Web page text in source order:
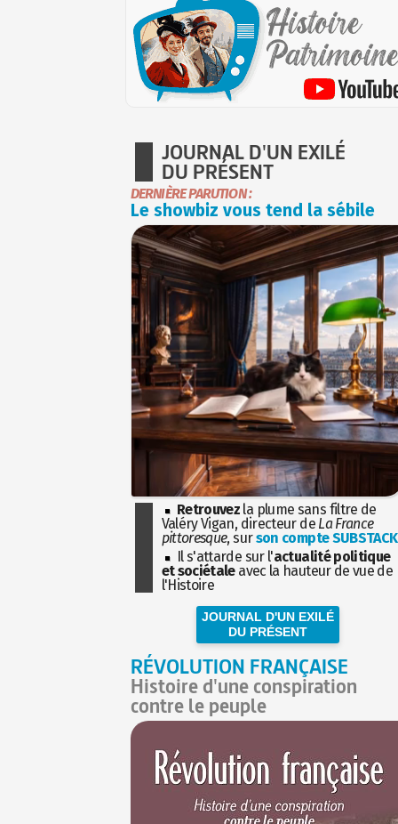
JOURNAL D'UN EXILÉ
DU PRÉSENT
DERNIÈRE PARUTION :
Le showbiz vous tend la sébile
Retrouvez la plume sans filtre de
Valéry Vigan, directeur de La France
pittoresque, surson compte SUBSTACK
Il s'attarde sur l'actualité politique
et sociétaleavec la hauteur de vue de
l'Histoire
JOURNAL D'UN EXILÉ
DU PRÉSENT
RÉVOLUTION FRANÇAISE
Histoire d'une conspiration
contre le peuple